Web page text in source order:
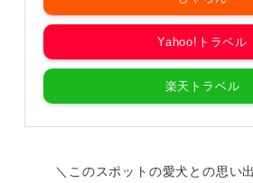
Yahoo!トラベル
楽天トラベル
＼このスポットの愛犬との思い